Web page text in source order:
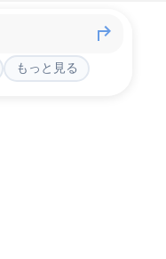
もっと見る